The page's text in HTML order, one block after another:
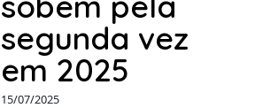
segunda vez
em 2025
15/07/2025